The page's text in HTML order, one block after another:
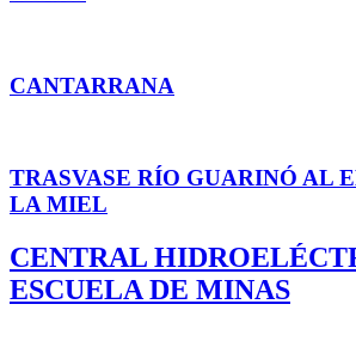
CANTARRANA
TRASVASE RÍO GUARINÓ AL
LA MIEL
CENTRAL
ESCUELA DE MINAS